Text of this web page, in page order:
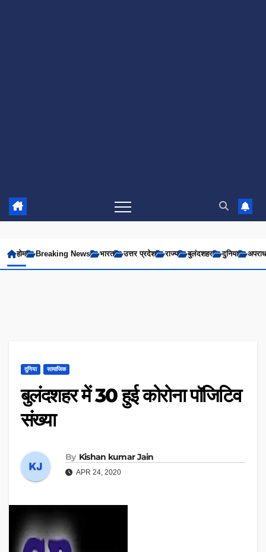
होम Breaking News भारत उत्तर प्रदेश राज्य बुलंदशहर दुनिया अपराध
दुनिया सामाजिक
बुलंदशहर में 30 हुई कोरोना पॉजिटिव
संख्या
By Kishan kumar Jain
APR 24, 2020